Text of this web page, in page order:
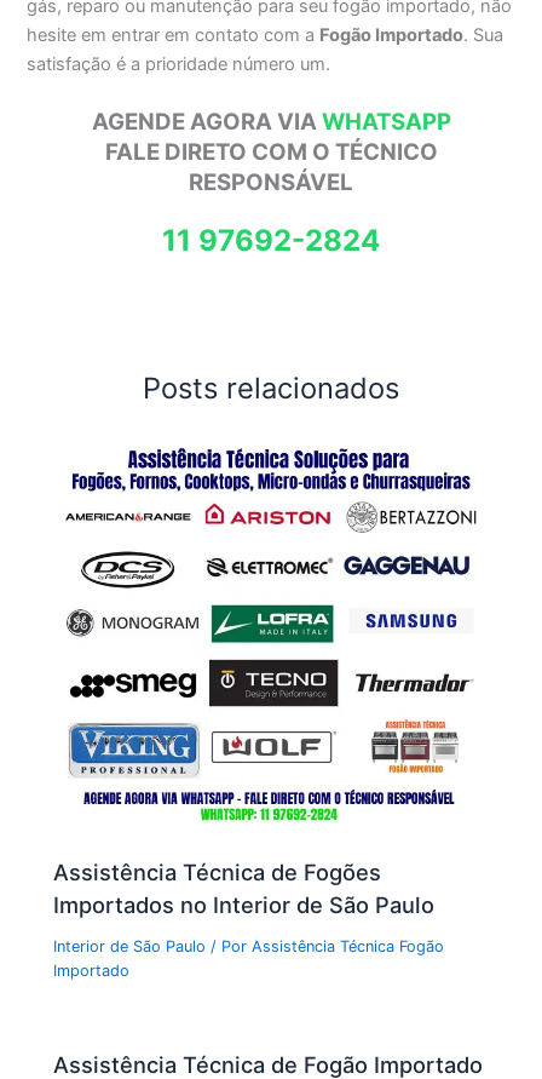
gás, reparo ou manutenção para seu fogão importado, não
hesite em entrar em contato com a Fogão Importado. Sua
satisfação é a prioridade número um.
AGENDE AGORA VIAWHATSAPP
FALE DIRETO COM O TÉCNICO
RESPONSÁVEL
11 97692-2824
Posts relacionados
Assistência Técnica de Fogões
Importados no Interior de São Paulo
Interior de São Paulo / PorAssistência Técnica Fogão
Importado
Assistência Técnica de Fogão Importado